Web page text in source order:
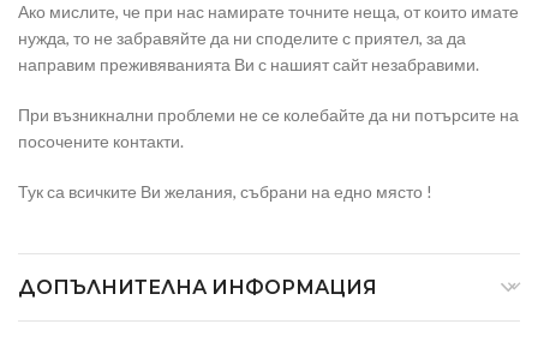
Ако мислите, че при нас намирате точните неща, от които имате
нужда, то не забравяйте да ни споделите с приятел, за да
направим преживяванията Ви с нашият сайт незабравими.
При възникнални проблеми не се колебайте да ни потърсите на
посочените контакти.
Тук са всичките Ви желания, събрани на едно място !
ДОПЪЛНИТЕЛНА ИНФОРМАЦИЯ